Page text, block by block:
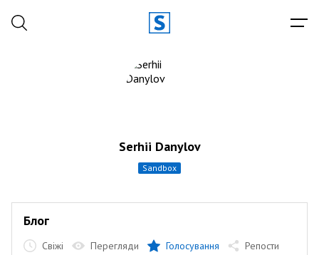
Serhii Danylov
sandbox
Блог
Свіжі Перегляди Голосування Репости